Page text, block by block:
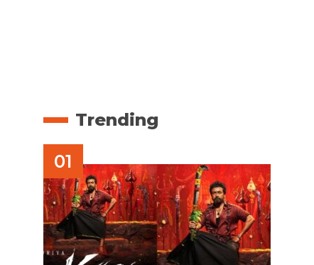
Trending